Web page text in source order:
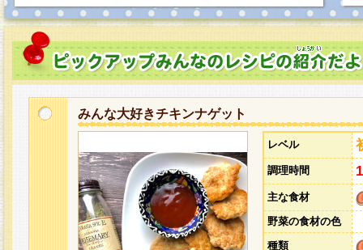
みんな大好きチキンナゲット
レベル
調理時間
主な食材
野菜の食材の色
種類